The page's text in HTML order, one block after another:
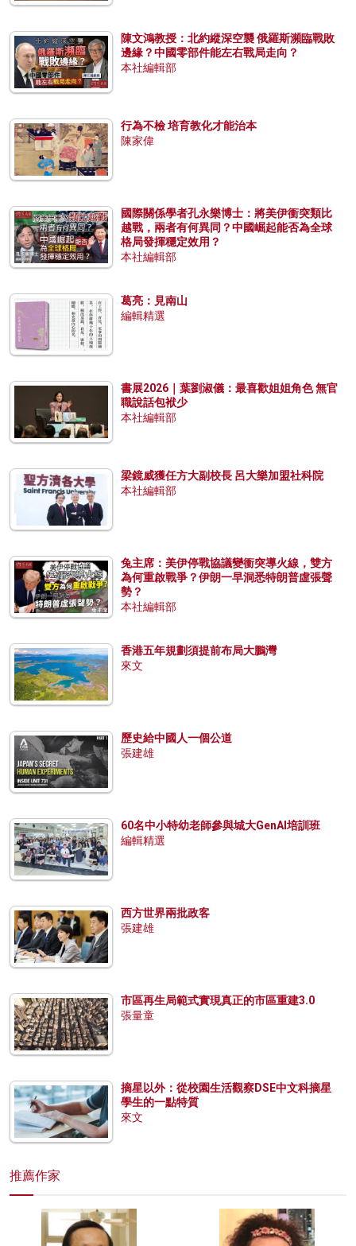
陳文鴻教授：北約縱深空襲 俄羅斯瀕臨戰敗
邊緣？中國零部件能左右戰局走向？
本社編輯部
行為不檢 培育教化才能治本
陳家偉
國際關係學者孔永樂博士：將美伊衝突類比
越戰，兩者有何異同？中國崛起能否為全球
格局發揮穩定效用？
本社編輯部
葛亮：見南山
編輯精選
書展2026｜葉劉淑儀：最喜歡姐姐角色 無官
職說話包袱少
本社編輯部
梁鏡威獲任方大副校長 呂大樂加盟社科院
本社編輯部
兔主席：美伊停戰協議變衝突導火線，雙方
為何重啟戰爭？伊朗一早洞悉特朗普虛張聲
勢？
本社編輯部
香港五年規劃須提前布局大鵬灣
來文
歷史給中國人一個公道
張建雄
60名中小特幼老師參與城大GenAI培訓班
編輯精選
西方世界兩批政客
張建雄
市區再生局範式實現真正的市區重建3.0
張量童
摘星以外：從校園生活觀察DSE中文科摘星
學生的一點特質
來文
推薦作家